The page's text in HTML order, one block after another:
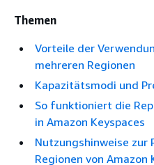
Themen
Vorteile der
mehreren Regionen
Kapazitätsmodi und
So funktioniert die
in Amazon Keyspaces
Nutzungshinweise zur
Regionen von Amazon